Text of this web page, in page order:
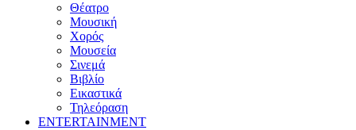
Θέατρο
Μουσική
Χορός
Μουσεία
Σινεμά
Βιβλίο
Εικαστικά
Τηλεόραση
ENTERTAINMENT